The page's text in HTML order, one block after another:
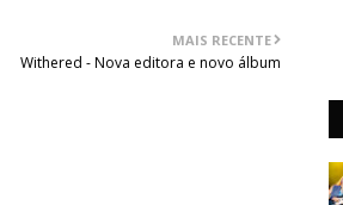
MAIS RECENTE
Withered - Nova editora e novo álbum